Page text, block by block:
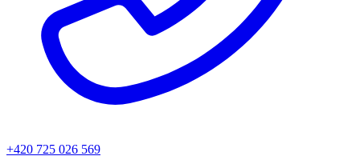
+420 725 026 569